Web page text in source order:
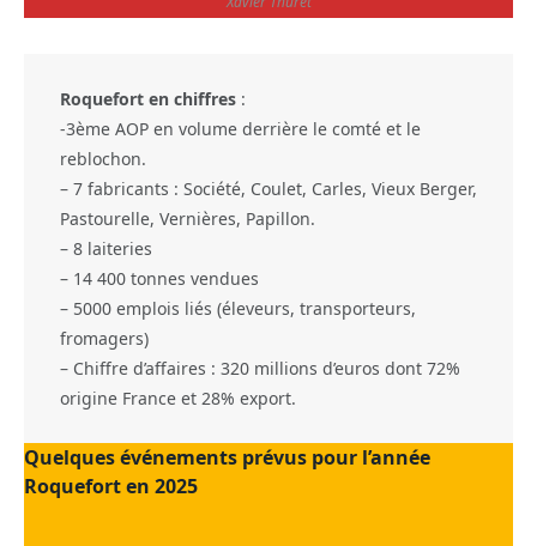
Roquefort en chiffres :
-3ème AOP en volume derrière le comté et le
reblochon.
– 7 fabricants : Société, Coulet, Carles, Vieux Berger,
Pastourelle, Vernières, Papillon.
– 8 laiteries
– 14 400 tonnes vendues
– 5000 emplois liés (éleveurs, transporteurs,
fromagers)
– Chiffre d’affaires : 320 millions d’euros dont 72%
origine France et 28% export.
Quelques événements prévus pour l’année
Roquefort en 2025